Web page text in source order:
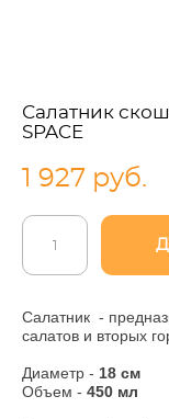
Салатник
SPACE
1 927 pуб.
Салатник -
салатов и вторых
Диаметр - 18 см
Объем - 450 мл